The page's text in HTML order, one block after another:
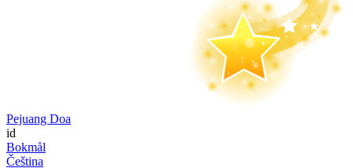
Pejuang Doa
id
Bokmål
Čeština